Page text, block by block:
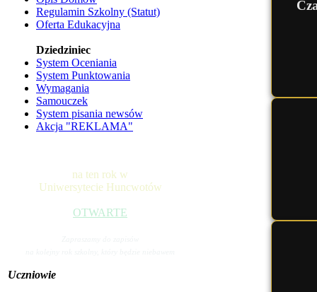
Regulamin Szkolny (Statut)
Oferta Edukacyjna
Dziedziniec
System Oceniania
System Punktowania
Wymagania
Samouczek
System pisania newsów
Akcja "REKLAMA"
na ten rok w
Uniwersytecie Huncwotów
OTWARTE
Uczniowie